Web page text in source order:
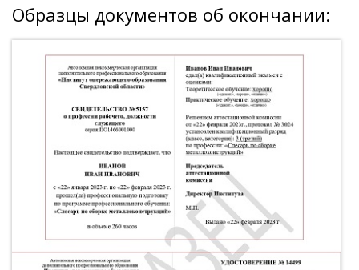
Образцы документов об окончании: